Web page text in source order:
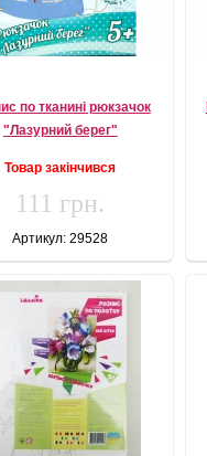
по тканині рюкзачок
"Лазурний берег"
Товар закінчився
111 грн.
Артикул: 29528